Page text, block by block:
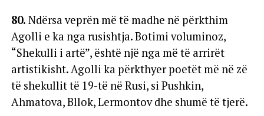
80. Ndërsa veprën më të madhe në përkthim
Agolli e ka nga rusishtja. Botimi voluminoz,
“Shekulli i artë”, është një nga më të arrirët
artistikisht. Agolli ka përkthyer poetët më në zë
të shekullit të 19-të në Rusi, si Pushkin,
Ahmatova, Bllok, Lermontov dhe shumë të tjerë.